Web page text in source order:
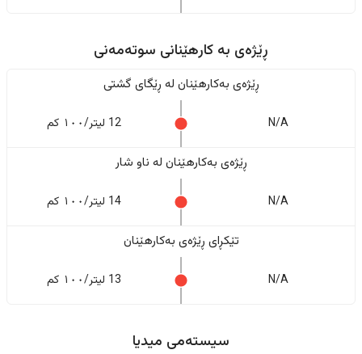
ڕێژەى به کارهێنانی سوتەمەنی
ڕێژەى بەکارهێنان له ڕێگای گشتی
N/A 12 لیتر/١٠٠ کم
ڕێژەى بەکارهێنان له ناو شار
N/A 14 لیتر/١٠٠ کم
تێکڕای ڕێژەى بەکارهێنان
N/A 13 لیتر/١٠٠ کم
سیستەمی میدیا